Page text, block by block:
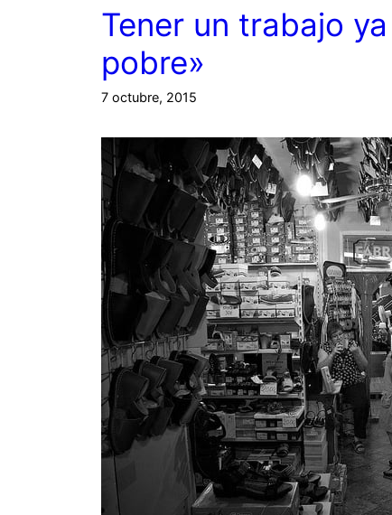
Tener un trabajo
pobre»
7 octubre, 2015